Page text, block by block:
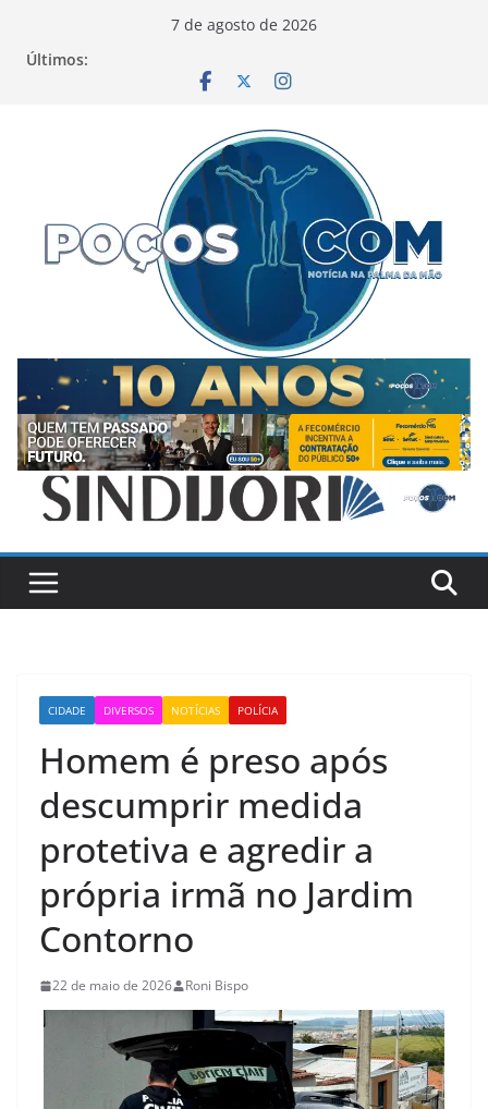
7 de agosto de 2026
Últimos:
CIDADE DIVERSOS NOTÍCIAS POLÍCIA
Homem é preso após
descumprir medida
protetiva e agredir a
própria irmã no Jardim
Contorno
22 de maio de 2026 Roni Bispo